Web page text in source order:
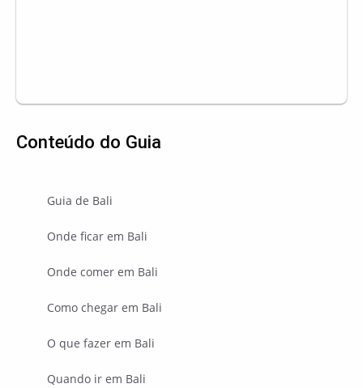
Conteúdo do Guia
Guia de Bali
Onde ficar em Bali
Onde comer em Bali
Como chegar em Bali
O que fazer em Bali
Quando ir em Bali